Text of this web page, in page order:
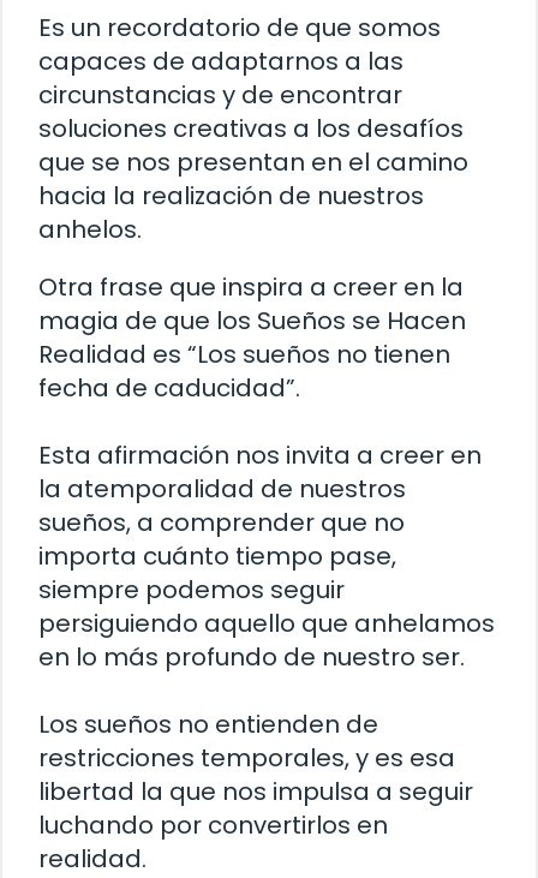
Es un recordatorio de que somos
capaces de adaptarnos a las
circunstancias y de encontrar
soluciones creativas a los desafíos
que se nos presentan en el camino
hacia la realización de nuestros
anhelos.
Otra frase que inspira a creer en la
magia de que los Sueños se Hacen
Realidad es “Los sueños no tienen
fecha de caducidad”.
Esta afirmación nos invita a creer en
la atemporalidad de nuestros
sueños, a comprender que no
importa cuánto tiempo pase,
siempre podemos seguir
persiguiendo aquello que anhelamos
en lo más profundo de nuestro ser.
Los sueños no entienden de
restricciones temporales, y es esa
libertad la que nos impulsa a seguir
luchando por convertirlos en
realidad.